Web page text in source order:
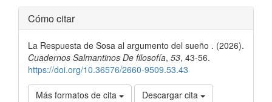
Detalles
del
artículo
Cómo citar
La Respuesta de Sosa al argumento del sueño . (2026).
Cuadernos Salmantinos De filosofía, 53, 43-56.
https://doi.org/10.36576/2660-9509.53.43
Más formatos de cita Descargar cita